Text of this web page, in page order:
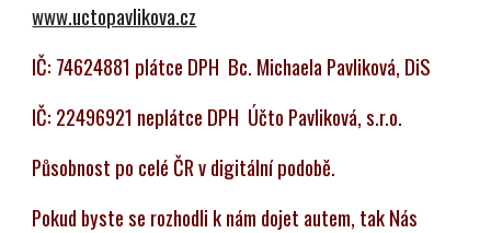
www.uctopavlikova.cz
IČ: 74624881 plátce DPH Bc. Michaela Pavliková, DiS
IČ: 22496921 neplátce DPH Účto Pavliková, s.r.o.
Působnost po celé ČR v digitální podobě.
Pokud byste se rozhodli k nám dojet autem, tak Nás